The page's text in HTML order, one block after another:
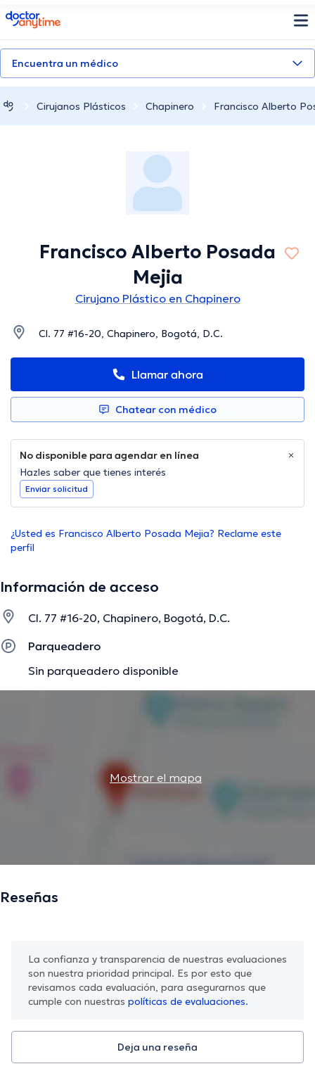
doctoranytime
Encuentra un médico
Cirujanos Plásticos Chapinero Francisco Alberto
Francisco Alberto Posada
Mejia
Cirujano Plástico en Chapinero
Cl. 77 #16-20, Chapinero, Bogotá, D.C.
Llamar ahora
Chatear con médico
No disponible para agendar en línea
Hazles saber que tienes interés
Enviar solicitud
¿Usted es Francisco Alberto Posada Mejia? Reclame este
perfil
Información de acceso
Cl. 77 #16-20, Chapinero, Bogotá, D.C.
Parqueadero
Sin parqueadero disponible
Mostrar el mapa
Reseñas
La confianza y transparencia de nuestras evaluaciones
son nuestra prioridad principal. Es por esto que
revisamos cada evaluación, para asegurarnos que
cumple con nuestras políticas de evaluaciones.
Deja una reseña